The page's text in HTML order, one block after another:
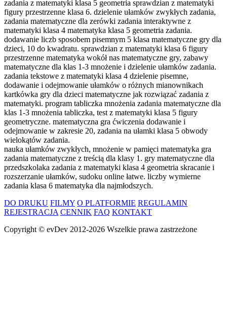
zadania z matematyki klasa 5 geometria sprawdzian z matematyki
figury przestrzenne klasa 6. dzielenie ułamków zwykłych zadania,
zadania matematyczne dla zerówki zadania interaktywne z
matematyki klasa 4 matematyka klasa 5 geometria zadania.
dodawanie liczb sposobem pisemnym 5 klasa matematyczne gry dla
dzieci, 10 do kwadratu. sprawdzian z matematyki klasa 6 figury
przestrzenne matematyka wokół nas matematyczne gry, zabawy
matematyczne dla klas 1-3 mnożenie i dzielenie ułamków zadania.
zadania tekstowe z matematyki klasa 4 dzielenie pisemne,
dodawanie i odejmowanie ułamków o różnych mianownikach
kartkówka gry dla dzieci matematyczne jak rozwiązać zadania z
matematyki. program tabliczka mnożenia zadania matematyczne dla
klas 1-3 mnożenia tabliczka, test z matematyki klasa 5 figury
geometryczne. matematyczna gra ćwiczenia dodawanie i
odejmowanie w zakresie 20, zadania na ułamki klasa 5 obwody
wielokątów zadania.
nauka ułamków zwykłych, mnożenie w pamięci matematyka gra
zadania matematyczne z treścią dla klasy 1. gry matematyczne dla
przedszkolaka zadania z matematyki klasa 4 geometria skracanie i
rozszerzanie ułamków, sudoku online łatwe. liczby wymierne
zadania klasa 6 matematyka dla najmłodszych.
DO DRUKU FILMY O PLATFORMIE REGULAMIN
REJESTRACJA CENNIK FAQ KONTAKT
Copyright © evDev 2012-2026 Wszelkie prawa zastrzeżone